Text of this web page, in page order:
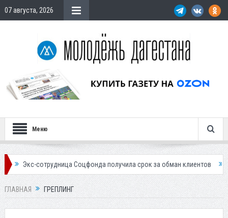
07 августа, 2026
Меню
сотрудница Соцфонда получила срок за обман клиентов Жителей
ГЛАВНАЯ ГРЕПЛИНГ